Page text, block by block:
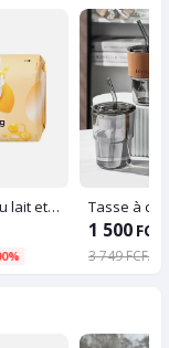
Savon crème au lait et au miel - Balea - 150 g
1 500
3 749 FCFA